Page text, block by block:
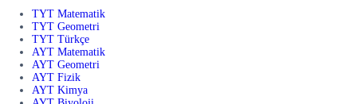
TYT Matematik
TYT Geometri
TYT Türkçe
AYT Matematik
AYT Geometri
AYT Fizik
AYT Kimya